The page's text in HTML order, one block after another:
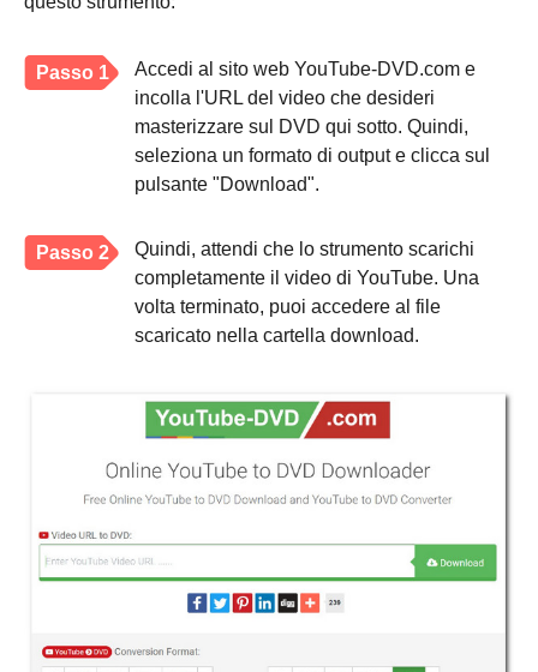
Passo 1
Accedi al sito web YouTube-DVD.com e
incolla l'URL del video che desideri
masterizzare sul DVD qui sotto. Quindi,
seleziona un formato di output e clicca sul
pulsante "Download".
Passo 2
Quindi, attendi che lo strumento scarichi
completamente il video di YouTube. Una
volta terminato, puoi accedere al file
scaricato nella cartella download.